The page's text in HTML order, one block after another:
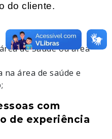
do cliente.
de Saúde ou área
na área de saúde e
com
de experiência